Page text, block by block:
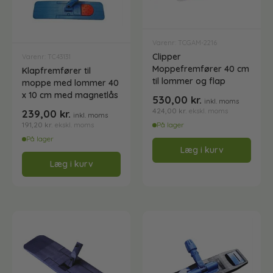
Gribetænger
Udendørs askebæger
Ecolab Gulvrengøring
Grundrengøringsmidler
Håndsæbe og hudpleje
Maxx2 serien - uden CLP mærkning
Håndsæbe
Håndsprit
Spritstandere og dispensere
Rekvisitter til rengøring
Afstøver
Børster og toiletbørster m.m.
Gulvskraber & Doseringsflasker
Rengøring
Graffitifjerner
Rengøringsmidler
Specialprodukter
Varenr: TC43131
Klapfremfører til
moppe med lommer 40
x 10 cm med magnetlås
239,00 kr. inkl. moms
191,20 kr. ekskl. moms
På lager
Læg i kurv
Varenr: TCGAM-2216
Clipper
Moppefremfører 40 cm
til lommer og flap
530,00 kr. inkl. moms
424,00 kr. ekskl. moms
På lager
Læg i kurv